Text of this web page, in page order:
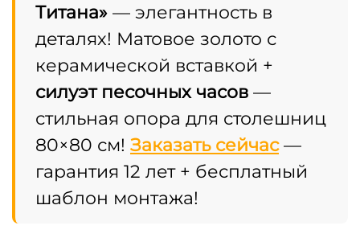
Титана» — элегантность в
деталях! Матовое золото с
керамической вставкой +
силуэт песочных часов —
стильная опора для столешниц
80×80 см! Заказать сейчас—
гарантия 12 лет + бесплатный
шаблон монтажа!